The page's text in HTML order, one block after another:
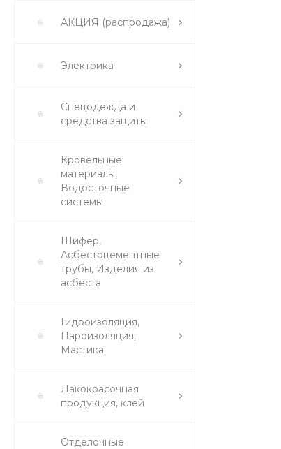
АКЦИЯ (распродажа)
Электрика
Спецодежда и
средства защиты
Кровельные
материалы,
Водосточные
системы
Шифер,
Асбестоцементные
трубы, Изделия из
асбеста
Гидроизоляция,
Пароизоляция,
Мастика
Лакокрасочная
продукция, клей
Отделочные